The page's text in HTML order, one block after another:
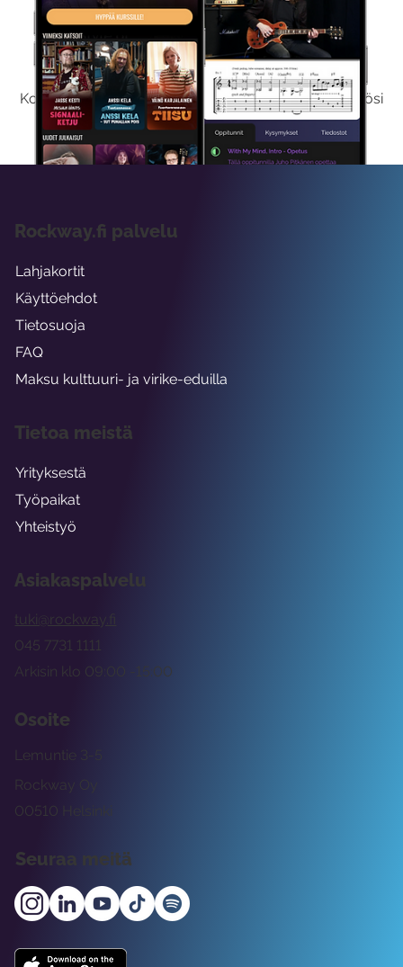
Kokeile Ilmaiseksi
Kokeilemalla ilmaiseksi saat koko sisältömme käyttöösi
viikon ajaksi.
Asiakaspalvelu
tuki@rockway.fi
Arkisin klo 09:00 -15:00
045 7731 1111
Osoite
Rockway Oy
Lemuntie 3-5
00510 Helsinki
Seuraa meitä
Rockway.fi palvelu
Lahjakortit
Käyttöehdot
Tietosuoja
FAQ
Maksu kulttuuri- ja virike-eduilla
Tietoa meistä
Yrityksestä
Työpaikat
Yhteistyö